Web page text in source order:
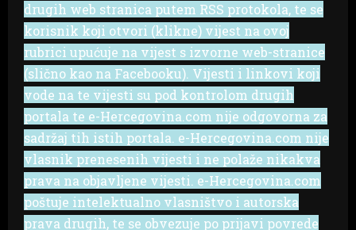
drugih web stranica putem RSS protokola, te se
korisnik koji otvori (klikne) vijest na ovoj
rubrici upućuje na vijest s izvorne web-stranice
(slično kao na Facebooku). Vijesti i linkovi koji
vode na te vijesti su pod kontrolom drugih
portala te e-Hercegovina.com nije odgovorna za
sadržaj tih istih portala. e-Hercegovina.com nije
vlasnik prenesenih vijesti i ne polaže nikakva
prava na objavljene vijesti. e-Hercegovina.com
poštuje intelektualno vlasništvo i autorska
prava drugih, te se obvezuje po prijavi povrede